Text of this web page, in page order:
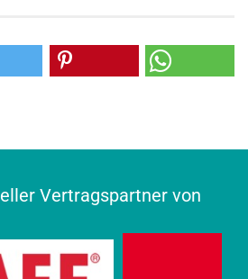
Vertragspartner von